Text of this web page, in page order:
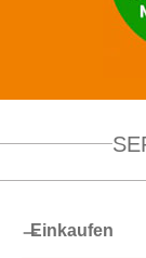
Einkaufen